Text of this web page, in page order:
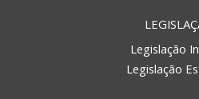
Legislação
Legislação